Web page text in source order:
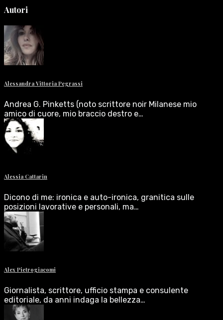
Autori
Alessandra Vittoria Pegrassi
Andrea G. Pinketts (noto scrittore noir Milanese mio
amico di cuore, mio braccio destro e…
Alessia Cattarin
Dicono di me: ironica e auto-ironica, granitica sulle
posizioni lavorative e personali, ma…
Alex Pietrogiacomi
Giornalista, scrittore, ufficio stampa e consulente
editoriale, da anni indaga la bellezza…